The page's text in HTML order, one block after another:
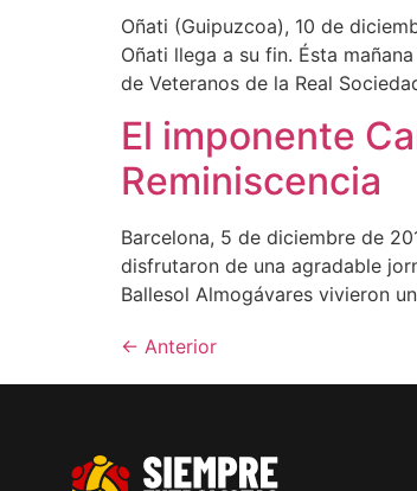
Oñati (Guipuzcoa), 10 de
Oñati llega a su fin. Ésta
de Veteranos de la Real
El imponente
Reminiscencia
Barcelona, 5 de diciembre de
disfrutaron de una agradable
Ballesol Almogávares vivieron
← Anterior